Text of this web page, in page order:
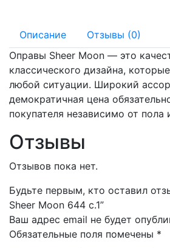
Описание
Отзывы (0)
Оправы Sheer Moon — это
классического дизайна,
любой ситуации. Широкий
демократичная цена
покупателя независимо от пола
Отзывы
Отзывов пока нет.
Будьте первым, кто оставил
Sheer Moon 644 c.1”
Ваш адрес email не будет
Обязательные поля помечены *